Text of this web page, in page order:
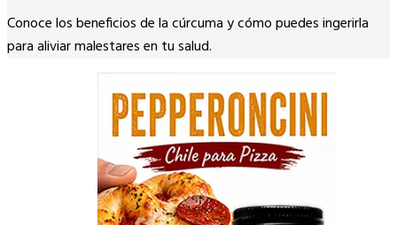
Copy
Link
Conoce los beneficios de la cúrcuma y cómo puedes ingerirla
para aliviar malestares en tu salud.